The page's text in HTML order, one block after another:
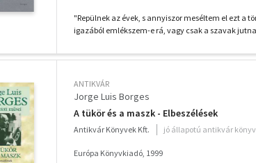
"Repülnek az évek, s annyiszor meséltem el ezt a
igazából emlékszem-e rá, vagy csak a szavak
ANTIKVÁR
Jorge Luis Borges
A tükör és a maszk - Elbeszélések
Antikvár Könyvek Kft. jó állapotú antikvár könyv
Európa Könyvkiadó, 1999